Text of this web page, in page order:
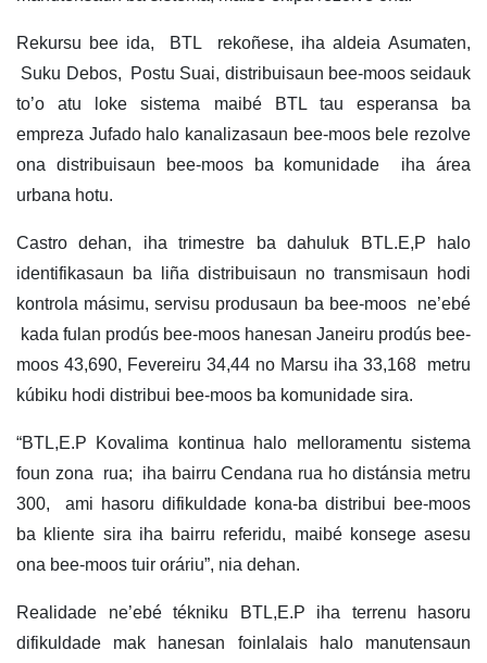
Rekursu bee ida, BTL rekoñese, iha aldeia Asumaten,
Suku Debos, Postu Suai, distribuisaun bee-moos seidauk
to’o atu loke sistema maibé BTL tau esperansa ba
empreza Jufado halo kanalizasaun bee-moos bele rezolve
ona distribuisaun bee-moos ba komunidade iha área
urbana hotu.
Castro dehan, iha trimestre ba dahuluk BTL.E,P halo
identifikasaun ba liña distribuisaun no transmisaun hodi
kontrola másimu, servisu produsaun ba bee-moos ne’ebé
kada fulan prodús bee-moos hanesan Janeiru prodús bee-
moos 43,690, Fevereiru 34,44 no Marsu iha 33,168 metru
kúbiku hodi distribui bee-moos ba komunidade sira.
“BTL,E.P Kovalima kontinua halo melloramentu sistema
foun zona rua; iha bairru Cendana rua ho distánsia metru
300, ami hasoru difikuldade kona-ba distribui bee-moos
ba kliente sira iha bairru referidu, maibé konsege asesu
ona bee-moos tuir oráriu”, nia dehan.
Realidade ne’ebé tékniku BTL,E.P iha terrenu hasoru
difikuldade mak hanesan foinlalais halo manutensaun